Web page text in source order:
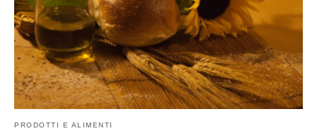
PRODOTTI E ALIMENTI